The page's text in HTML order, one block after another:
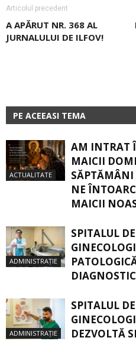
Articolul precedent
A APĂRUT NR. 368 AL
JURNALULUI DE ILFOV!
PE ACEEASI TEMA
ACTUALITATE
AM INTRAT
MAICII
SĂPTĂMÂNI
NE
MAICII
ADMINISTRAȚIE
SPITALUL
ADMINISTRAȚIE
SPITALUL
DEZVOLTĂ